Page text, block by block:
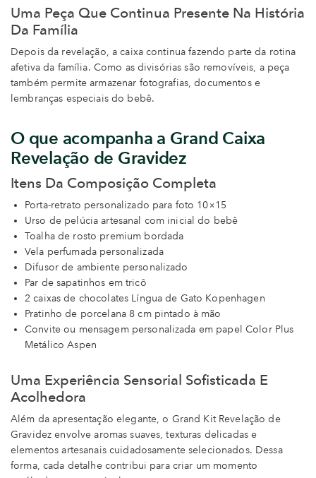
Uma Peça Que Continua Presente Na História
Da Família
Depois da revelação, a caixa continua fazendo parte da rotina
afetiva da família. Como as divisórias são removíveis, a peça
também permite armazenar fotografias, documentos e
lembranças especiais do bebê.
O que acompanha a Grand Caixa
Revelação de Gravidez
Itens Da Composição Completa
Porta-retrato personalizado para foto 10×15
Urso de pelúcia artesanal com inicial do bebê
Toalha de rosto premium bordada
Vela perfumada personalizada
Difusor de ambiente personalizado
Par de sapatinhos em tricô
2 caixas de chocolates Língua de Gato Kopenhagen
Pratinho de porcelana 8 cm pintado à mão
Convite ou mensagem personalizada em papel Color Plus
Metálico Aspen
Uma Experiência Sensorial Sofisticada E
Acolhedora
Além da apresentação elegante, o Grand Kit Revelação de
Gravidez envolve aromas suaves, texturas delicadas e
elementos artesanais cuidadosamente selecionados. Dessa
forma, cada detalhe contribui para criar um momento